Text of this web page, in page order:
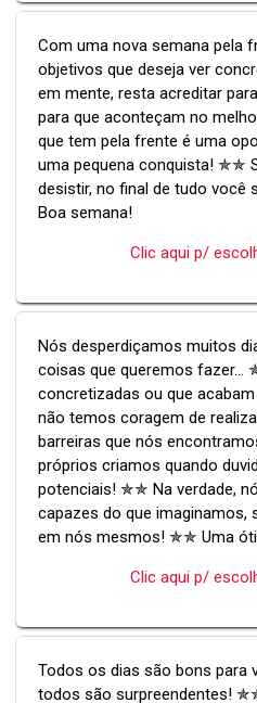
Com uma nova semana pela
objetivos que deseja ver
em mente, resta acreditar
para que aconteçam no
que tem pela frente é uma
uma pequena conquista! ✯✯
desistir, no final de tudo você
Boa semana!
Clic aqui p/
Nós desperdiçamos muitos
coisas que queremos fazer...
concretizadas ou que
não temos coragem de
barreiras que nós
próprios criamos quando
potenciais! ✯✯ Na verdade,
capazes do que imaginamos,
em nós mesmos! ✯✯ Uma
Clic aqui p/
Todos os dias são bons para
todos são surpreendentes!